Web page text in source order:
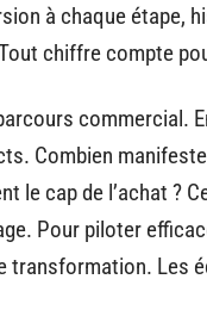
à chaque étape,
chiffre compte
commercial.
Combien
le cap de l’achat ?
Pour piloter
transformation. Les